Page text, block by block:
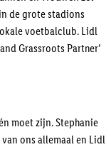
de grote stadions
voetbalclub. Lidl
Grassroots Partner’
moet zijn. Stephanie
ons allemaal en Lidl